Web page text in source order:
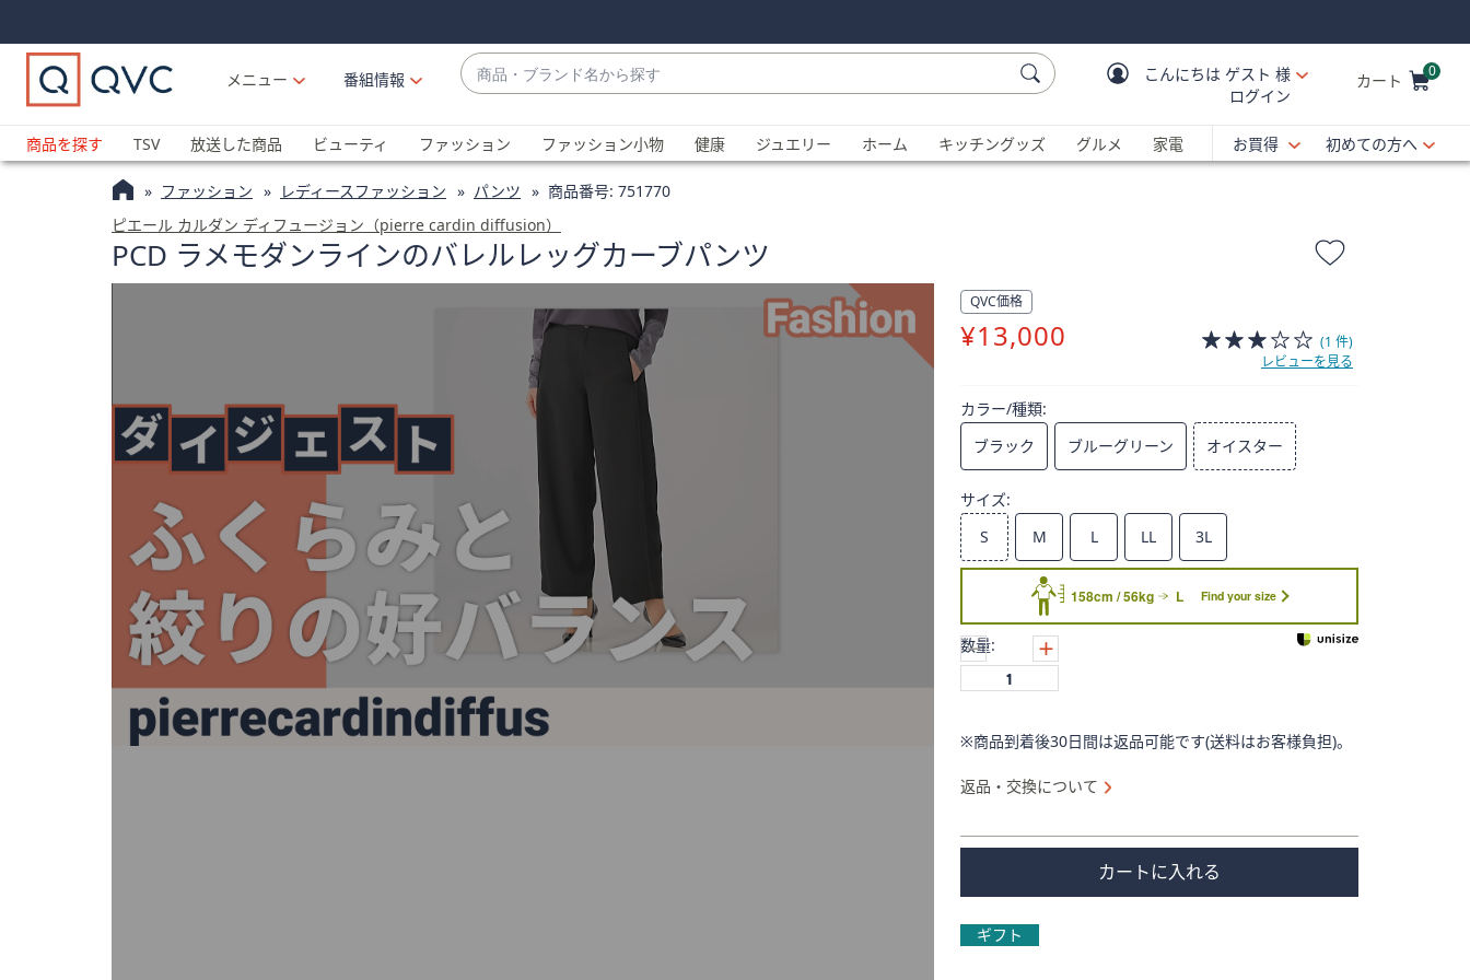
Links
Links2
メニュー
番組情報
商
品・
ラ
ン
ド
名
か
補
が
利
可
能
な
キ
ー
ま
は
タ
ッ
デ
バ
こんにちは ゲスト 様
ログイン
カート 0
商品を探す
TSV 放送した商品 ビューティ ファッション ファッション小物 健康 ジュエリー ホーム キッチングッズ グルメ 家電 お買得 初めての方へ
ファッション レディースファッション パンツ 商品番号: 751770
ピエール カルダン ディフュージョン（pierre cardin diffusion）
PCD ラメモダンラインのバレルレッグカーブパンツ
QVC価格
削
¥13,000
(1 件)
レビューを見る
カラー/種類:
ブラック
ブルーグリーン オイスター
サイズ:
S
M L LL 3L
158cm / 56kg L Find your size
数量:
※商品到着後30日間は返品可能です(送料はお客様負担)。
返品・交換について
カートに入れる
ギフト